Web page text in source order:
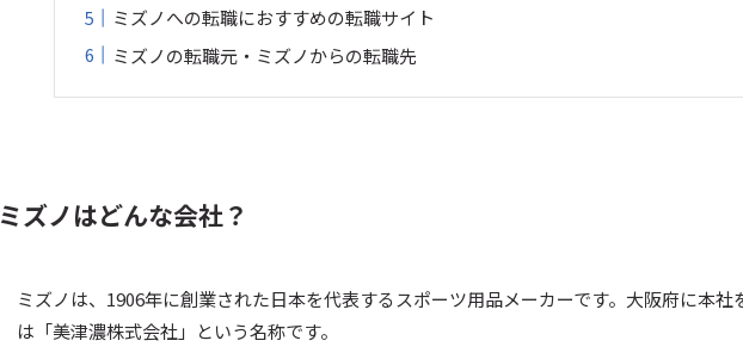
ミズノへの転職におすすめの転職サイト
ミズノの転職元・ミズノからの転職先
ミズノはどんな会社？
ミズノは、1906年に創業された日本を代表するスポーツ用品メーカーです。大阪府に本社
は「美津濃株式会社」という名称です。